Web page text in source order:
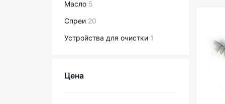
Масло 5
Спреи 20
Устройства для очистки 1
Цена